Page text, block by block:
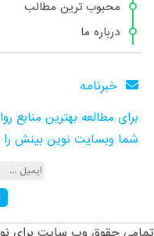
محبوب ترین مطالب
درباره ما
خبرنامه
برای مطالعه بهترین منابع
شما وبسایت نوین بینش را